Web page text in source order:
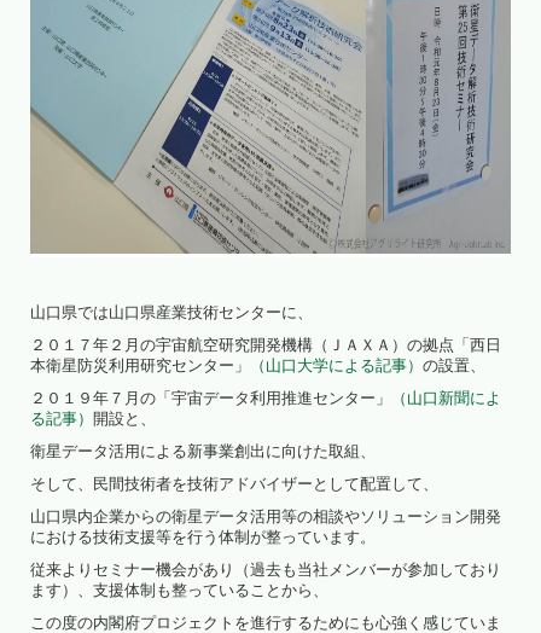
山口県では山口県産業技術センターに、
２０１７年２月の宇宙航空研究開発機構（ＪＡＸＡ）の拠点「西日
本衛星防災利用研究センター」
（山口大学による記事） の設置、
２０１９年７月の「宇宙データ利用推進センター」
（山口新聞によ
る記事） 開設と、
衛星データ活用による新事業創出に向けた取組、
そして、民間技術者を技術アドバイザーとして配置して、
山口県内企業からの衛星データ活用等の相談やソリューション開発
における技術支援等を行う体制が整っています。
従来よりセミナー機会があり（過去も当社メンバーが参加しており
ます）、支援体制も整っていることから、
この度の内閣府プロジェクトを進行するためにも心強く感じていま